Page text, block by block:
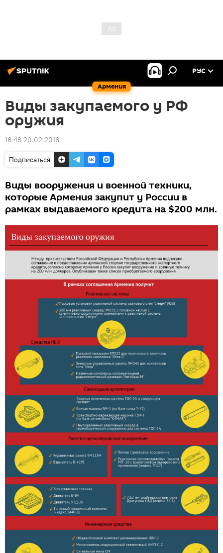
Армения
РУС
Виды закупаемого у РФ
оружия
16:48 20.02.2016
Подписаться
Виды вооружения и военной техники,
которые Армения закупит у России в
рамках выдаваемого кредита на $200 млн.